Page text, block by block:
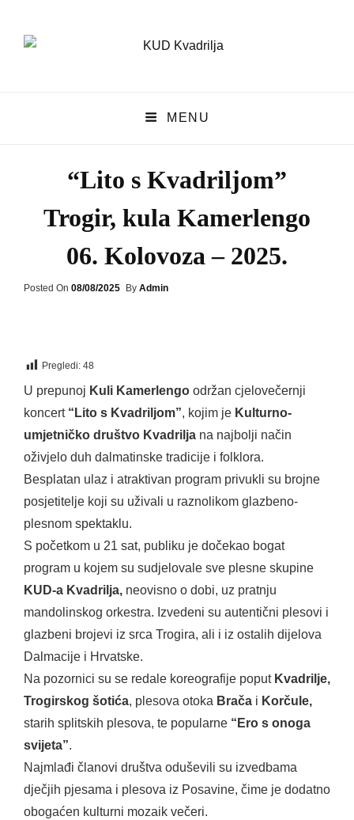
KUD KVADRILJAMENU
“Lito s Kvadriljom”
Trogir, kula Kamerlengo
06. Kolovoza – 2025.
Posted On Posted
08/08/2025 By Admin
Pregledi: 48
U prepunoj Kuli Kamerlengo održan cjelovečernji
koncert “Lito s Kvadriljom”, kojim je Kulturno-
umjetničko društvo Kvadrilja na najbolji način
oživjelo duh dalmatinske tradicije i folklora.
Besplatan ulaz i atraktivan program privukli su brojne
posjetitelje koji su uživali u raznolikom glazbeno-
plesnom spektaklu.
S početkom u 21 sat, publiku je dočekao bogat
program u kojem su sudjelovale sve plesne skupine
KUD-a Kvadrilja, neovisno o dobi, uz pratnju
mandolinskog orkestra. Izvedeni su autentični plesovi i
glazbeni brojevi iz srca Trogira, ali i iz ostalih dijelova
Dalmacije i Hrvatske.
Na pozornici su se redale koreografije poput Kvadrilje,
Trogirskog šotića, plesova otoka Brača i Korčule,
starih splitskih plesova, te popularne “Ero s onoga
svijeta”.
Najmlađi članovi društva oduševili su izvedbama
dječjih pjesama i plesova iz Posavine, čime je dodatno
obogaćen kulturni mozaik večeri.